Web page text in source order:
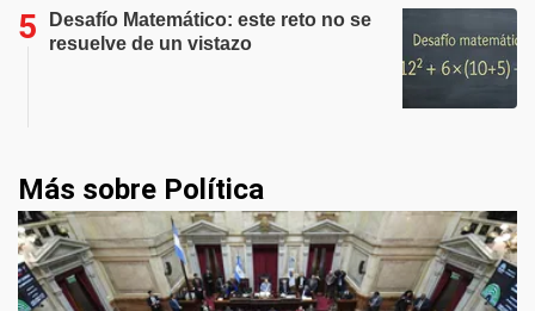
Desafío Matemático: este reto no se
resuelve de un vistazo
Más sobre Política